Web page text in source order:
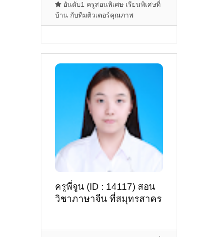
อันดับ1 ครูสอนพิเศษ เรียนพิเศษที่
บ้าน กับทีมติวเตอร์คุณภาพ
ครูพี่จูน (ID : 14117) สอน
วิชาภาษาจีน ที่สมุทรสาคร